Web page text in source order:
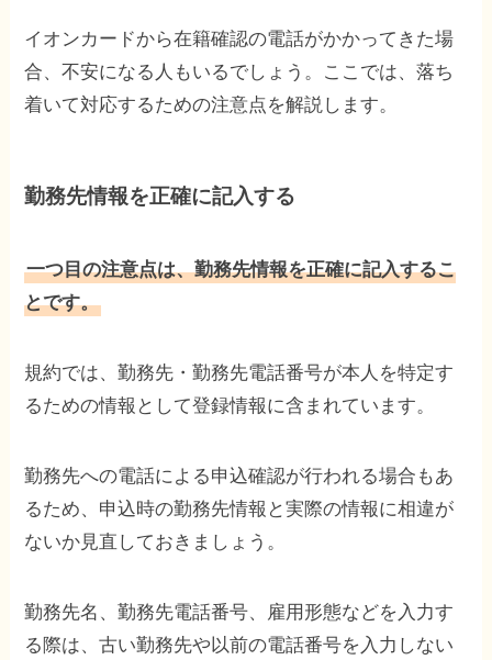
イオンカードから在籍確認の電話がかかってきた場
合、不安になる人もいるでしょう。ここでは、落ち
着いて対応するための注意点を解説します。
勤務先情報を正確に記入する
一つ目の注意点は、勤務先情報を正確に記入するこ
とです。
規約では、勤務先・勤務先電話番号が本人を特定す
るための情報として登録情報に含まれています。
勤務先への電話による申込確認が行われる場合もあ
るため、申込時の勤務先情報と実際の情報に相違が
ないか見直しておきましょう。
勤務先名、勤務先電話番号、雇用形態などを入力す
る際は、古い勤務先や以前の電話番号を入力しない